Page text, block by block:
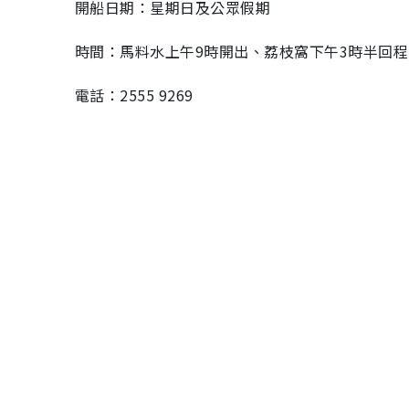
開船日期：星期日及公眾假期
時間：馬料水上午9時開出、荔枝窩下午3時半回程
電話：2555 9269